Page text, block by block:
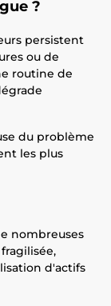
?
persistent
ou de
routine de
du problème
les plus
nombreuses
d'actifs